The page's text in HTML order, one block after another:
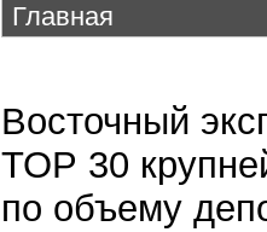
Главная
Восточный
ТОР 30
по объему